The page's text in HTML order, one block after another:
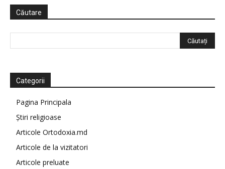
Căutare
Categorii
Pagina Principala
Știri religioase
Articole Ortodoxia.md
Articole de la vizitatori
Articole preluate